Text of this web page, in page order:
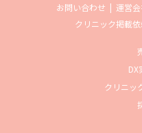
お問い合わせ 運営
クリニック掲載
DX
クリニッ